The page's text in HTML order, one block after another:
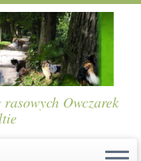
Owczarek